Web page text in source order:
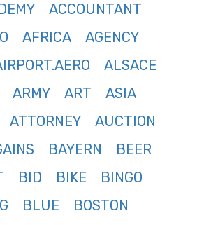
ACCOUNTANT
AFRICA
AGENCY
ALSACE
ARMY ART
ASIA
ATTORNEY
AUCTION
BAYERN
BEER
BID BIKE
BINGO
BLUE
BOSTON